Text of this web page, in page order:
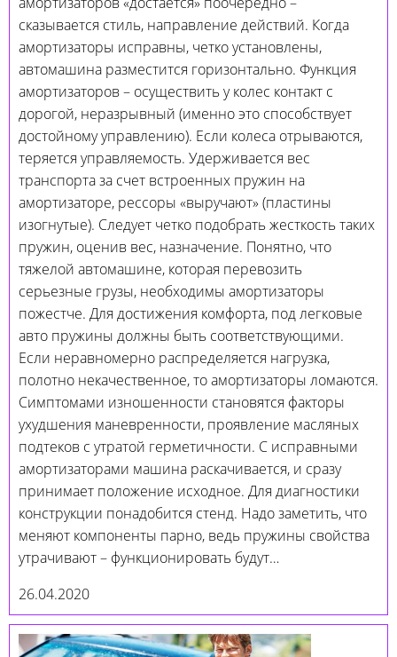
сказывается стиль, направление действий. Когда
амортизаторы исправны, четко установлены,
автомашина разместится горизонтально. Функция
амортизаторов – осуществить у колес контакт с
дорогой, неразрывный (именно это способствует
достойному управлению). Если колеса отрываются,
теряется управляемость. Удерживается вес
транспорта за счет встроенных пружин на
амортизаторе, рессоры «выручают» (пластины
изогнутые). Следует четко подобрать жесткость таких
пружин, оценив вес, назначение. Понятно, что
тяжелой автомашине, которая перевозить
серьезные грузы, необходимы амортизаторы
пожестче. Для достижения комфорта, под легковые
авто пружины должны быть соответствующими.
Если неравномерно распределяется нагрузка,
полотно некачественное, то амортизаторы ломаются.
Симптомами изношенности становятся факторы
ухудшения маневренности, проявление масляных
подтеков с утратой герметичности. С исправными
амортизаторами машина раскачивается, и сразу
принимает положение исходное. Для диагностики
конструкции понадобится стенд. Надо заметить, что
меняют компоненты парно, ведь пружины свойства
утрачивают – функционировать будут…
26.04.2020